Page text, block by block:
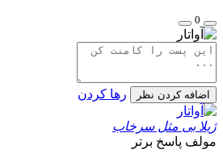
0
اضافه کردن نظر رها کردن
ژیلا بی مثل سرخاب
مولف پاسخ برتر